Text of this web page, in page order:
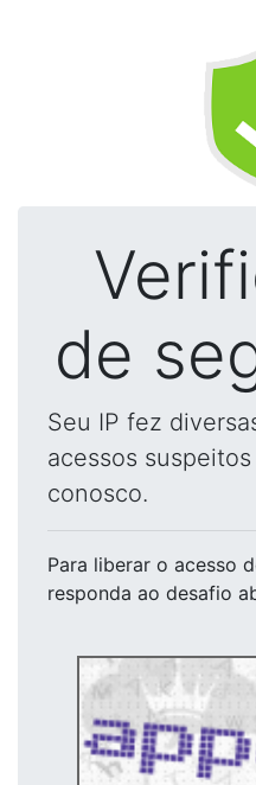
de
Seu IP fez
acessos
conosco.
Para liberar o acesso
responda ao desafio